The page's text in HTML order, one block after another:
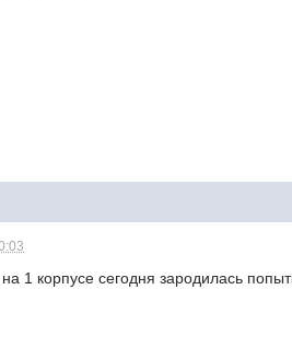
1 корпусе сегодня зародилась